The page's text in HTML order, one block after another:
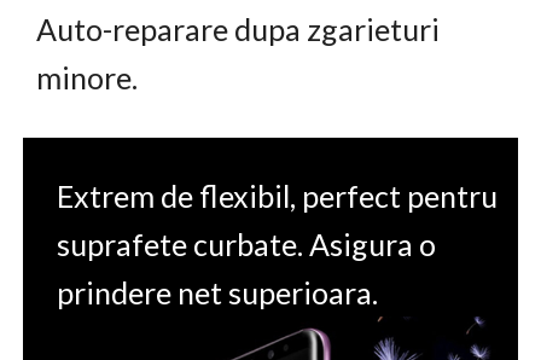
Auto-reparare dupa zgarieturi
minore.
Extrem de flexibil, perfect pentru
suprafete curbate. Asigura o
prindere net superioara.